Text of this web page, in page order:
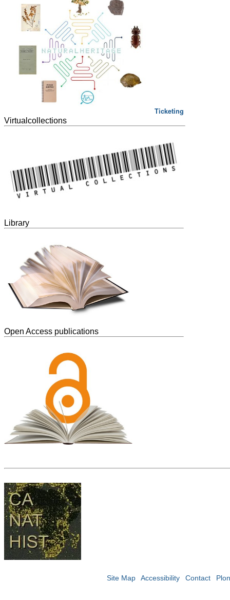
Ticketing
Virtualcollections
Library
Open Access publications
Site Map Accessibility Contact